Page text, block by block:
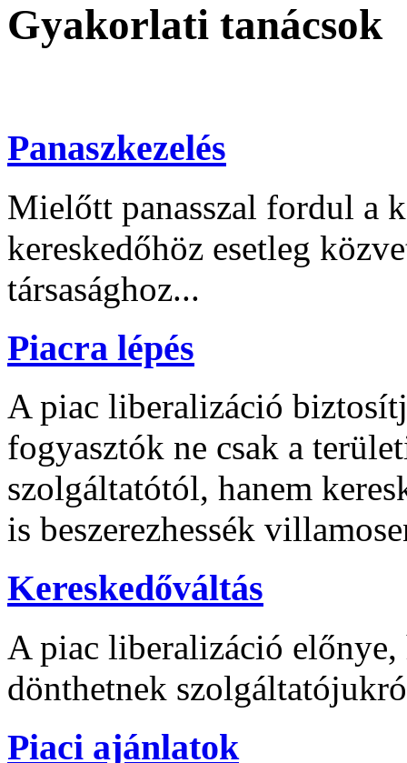
Gyakorlati tanácsok
Panaszkezelés
Mielőtt panasszal fordul a
kereskedőhöz esetleg
társasághoz...
Piacra lépés
A piac liberalizáció
fogyasztók ne csak a
szolgáltatótól, hanem
is beszerezhessék
Kereskedőváltás
A piac liberalizáció
dönthetnek
Piaci ajánlatok